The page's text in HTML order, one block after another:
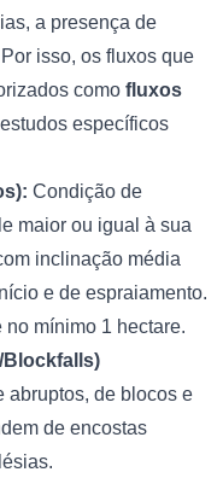
a presença de
isso, os fluxos que
como fluxos
específicos
Condição de
maior ou igual à sua
inclinação média
e de espraiamento.
mínimo 1 hectare.
Blockfalls)
abruptos, de blocos e
de encostas